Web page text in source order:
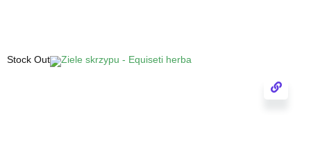
Stock Out